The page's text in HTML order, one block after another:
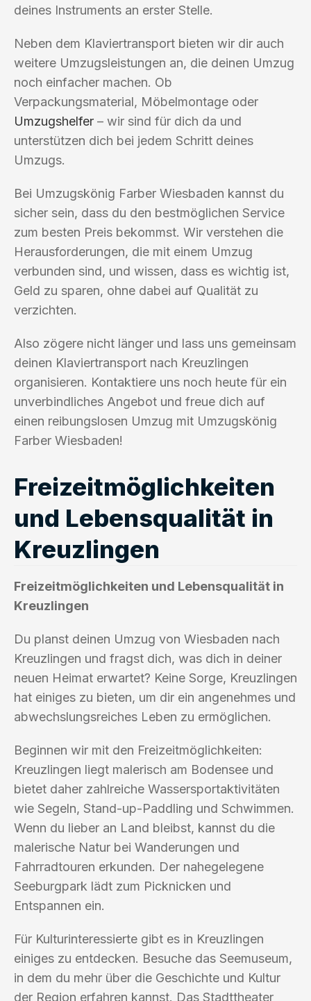
deines Instruments an erster Stelle.
Neben dem Klaviertransport bieten wir dir auch
weitere Umzugsleistungen an, die deinen Umzug
noch einfacher machen. Ob
Verpackungsmaterial, Möbelmontage oder
Umzugshelfer – wir sind für dich da und
unterstützen dich bei jedem Schritt deines
Umzugs.
Bei Umzugskönig Farber Wiesbaden kannst du
sicher sein, dass du den bestmöglichen Service
zum besten Preis bekommst. Wir verstehen die
Herausforderungen, die mit einem Umzug
verbunden sind, und wissen, dass es wichtig ist,
Geld zu sparen, ohne dabei auf Qualität zu
verzichten.
Also zögere nicht länger und lass uns gemeinsam
deinen Klaviertransport nach Kreuzlingen
organisieren. Kontaktiere uns noch heute für ein
unverbindliches Angebot und freue dich auf
einen reibungslosen Umzug mit Umzugskönig
Farber Wiesbaden!
Freizeitmöglichkeiten
und Lebensqualität in
Kreuzlingen
Freizeitmöglichkeiten und Lebensqualität in
Kreuzlingen
Du planst deinen Umzug von Wiesbaden nach
Kreuzlingen und fragst dich, was dich in deiner
neuen Heimat erwartet? Keine Sorge, Kreuzlingen
hat einiges zu bieten, um dir ein angenehmes und
abwechslungsreiches Leben zu ermöglichen.
Beginnen wir mit den Freizeitmöglichkeiten:
Kreuzlingen liegt malerisch am Bodensee und
bietet daher zahlreiche Wassersportaktivitäten
wie Segeln, Stand-up-Paddling und Schwimmen.
Wenn du lieber an Land bleibst, kannst du die
malerische Natur bei Wanderungen und
Fahrradtouren erkunden. Der nahegelegene
Seeburgpark lädt zum Picknicken und
Entspannen ein.
Für Kulturinteressierte gibt es in Kreuzlingen
einiges zu entdecken. Besuche das Seemuseum,
in dem du mehr über die Geschichte und Kultur
der Region erfahren kannst. Das Stadttheater